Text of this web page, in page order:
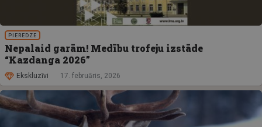
PIEREDZE
Nepalaid garām! Medību trofeju izstāde
“Kazdanga 2026”
Ekskluzīvi 17. februāris, 2026